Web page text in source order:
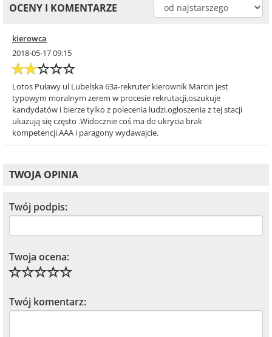
OCENY I KOMENTARZE
kierowca
2018-05-17 09:15
Lotos Puławy ul Lubelska 63a-rekruter kierownik Marcin jest
typowym moralnym zerem w procesie rekrutacji,oszukuje
kandydatów i bierze tylko z polecenia ludzi.ogłoszenia z tej stacji
ukazują się często .Widocznie coś ma do ukrycia brak
kompetencji.AAA i paragony wydawajcie.
TWOJA OPINIA
Twój podpis:
Twoja ocena:
Twój komentarz: